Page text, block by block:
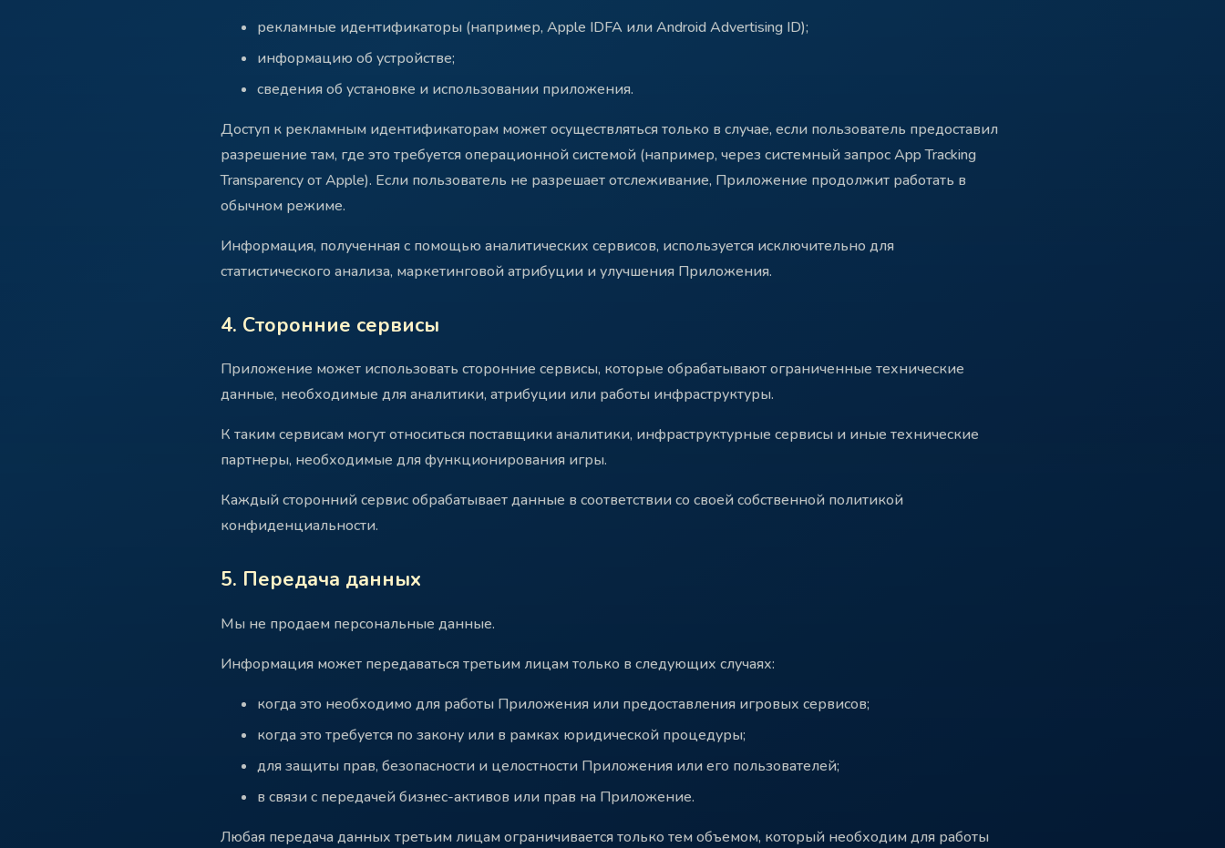
рекламные идентификаторы (например, Apple IDFA или Android Advertising ID);
информацию об устройстве;
сведения об установке и использовании приложения.
Доступ к рекламным идентификаторам может осуществляться только в случае, если пользователь предоставил
разрешение там, где это требуется операционной системой (например, через системный запрос App Tracking
Transparency от Apple). Если пользователь не разрешает отслеживание, Приложение продолжит работать в
обычном режиме.
Информация, полученная с помощью аналитических сервисов, используется исключительно для
статистического анализа, маркетинговой атрибуции и улучшения Приложения.
4. Сторонние сервисы
Приложение может использовать сторонние сервисы, которые обрабатывают ограниченные технические
данные, необходимые для аналитики, атрибуции или работы инфраструктуры.
К таким сервисам могут относиться поставщики аналитики, инфраструктурные сервисы и иные технические
партнеры, необходимые для функционирования игры.
Каждый сторонний сервис обрабатывает данные в соответствии со своей собственной политикой
конфиденциальности.
5. Передача данных
Мы не продаем персональные данные.
Информация может передаваться третьим лицам только в следующих случаях:
когда это необходимо для работы Приложения или предоставления игровых сервисов;
когда это требуется по закону или в рамках юридической процедуры;
для защиты прав, безопасности и целостности Приложения или его пользователей;
в связи с передачей бизнес-активов или прав на Приложение.
Любая передача данных третьим лицам ограничивается только тем объемом, который необходим для работы